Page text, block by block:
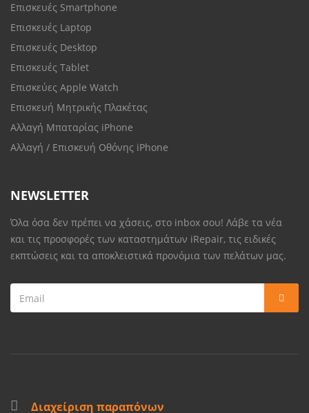
Επισκευές Smartphone
Επισκευές Laptop
Επισκευές Desktop
Επισκευές Tablet
Επισκεύες Apple Watch
Επισκευή Μητρικής Πλακέτας
Αλλαγή Μπαταρίας iPhone
Αλλαγή / Επισκευή Οθόνης iPhone
NEWSLETTER
Όλα όσα δεν πρέπει να χάσεις, στο inbox σου! Λάβε τα νέα
και τις προσφορές των καταστημάτων iRepair, τις ειδικές
εκπτώσεις και τα αποκλειστικά προνόμια των πελάτων μας.
Διαχείριση παραπόνων